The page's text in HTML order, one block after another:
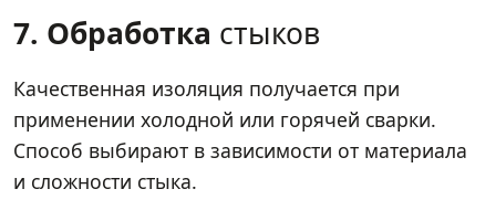
7. Обработка стыков
Качественная изоляция получается при
применении холодной или горячей сварки.
Способ выбирают в зависимости от материала
и сложности стыка.